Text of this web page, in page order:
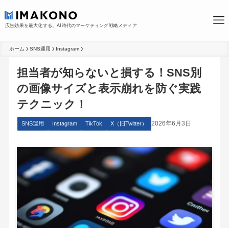
広告効果を最大化する。AI時代のマーケティング戦略メディア
ホーム SNS運用 Instagram
担当者が知らないと損する！SNS別
の画像サイズと表示崩れを防ぐ実践
テクニック！
SNS運用 Instagram TikTok X（旧Twitter） 2026年6月3日